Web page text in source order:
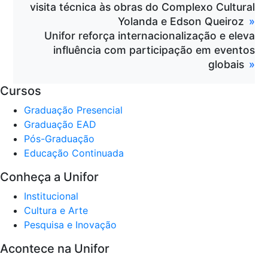
visita técnica às obras do Complexo Cultural
Yolanda e Edson Queiroz
Unifor reforça internacionalização e eleva
influência com participação em eventos
globais
Cursos
Graduação Presencial
Graduação EAD
Pós-Graduação
Educação Continuada
Conheça a Unifor
Institucional
Cultura e Arte
Pesquisa e Inovação
Acontece na Unifor